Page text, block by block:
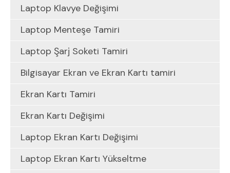
Laptop Klavye Değişimi
Laptop Menteşe Tamiri
Laptop Şarj Soketi Tamiri
Bilgisayar Ekran ve Ekran Kartı tamiri
Ekran Kartı Tamiri
Ekran Kartı Değişimi
Laptop Ekran Kartı Değişimi
Laptop Ekran Kartı Yükseltme